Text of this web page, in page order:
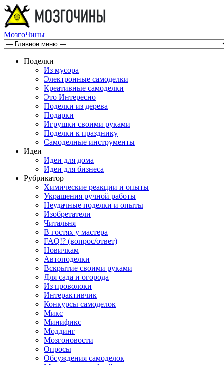
МозгоЧины
Поделки
Из мусора
Электронные самоделки
Креативные самоделки
Это Интересно
Поделки из дерева
Подарки
Игрушки своими руками
Поделки к празднику
Самоделные инструменты
Идеи
Идеи для дома
Идеи для бизнеса
Рубрикатор
Химические реакции и опыты
Украшения ручной работы
Неудачные поделки и опыты
Изобретатели
Читальня
В гостях у мастера
FAQ!? (вопрос/ответ)
Новичкам
Автоподелки
Вскрытие своими руками
Для сада и огорода
Из проволоки
Интерактивчик
Конкурсы самоделок
Микс
Минификс
Моддинг
Мозгоновости
Опросы
Обсуждения самоделок